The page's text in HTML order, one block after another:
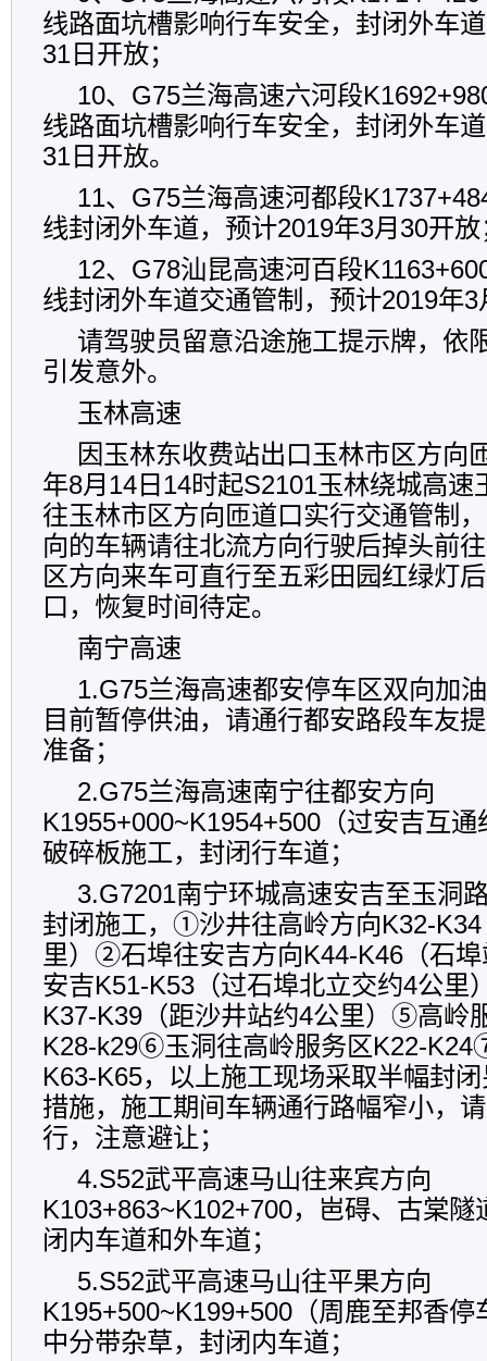
线路面坑槽影响行车安全，封闭外车
31日开放；
10、G75兰海高速六河段
线路面坑槽影响行车安全，封闭外车
31日开放。
11、G75兰海高速河都段
线封闭外车道，预计2019年3月30开放
12、G78汕昆高速河百段
线封闭外车道交通管制，预计2019年
请驾驶员留意沿途施工提示牌，依
引发意外。
玉林高速
因玉林东收费站出口玉林市区方向
年8月14日14时起S2101玉林绕城高速
往玉林市区方向匝道口实行交通管制
向的车辆请往北流方向行驶后掉头前
区方向来车可直行至五彩田园红绿灯
口，恢复时间待定。
南宁高速
1.G75兰海高速都安停车区双向加
目前暂停供油，请通行都安路段车友
准备；
2.G75兰海高速南宁往都安方向
K1955+000~K1954+500（过安吉互
破碎板施工，封闭行车道；
3.G7201南宁环城高速安吉至玉洞
封闭施工，①沙井往高岭方向K32-
里）②石埠往安吉方向K44-K46（石
安吉K51-K53（过石埠北立交约4公
K37-K39（距沙井站约4公里）⑤高岭
K28-k29⑥玉洞往高岭服务区K22-
K63-K65，以上施工现场采取半幅封
措施，施工期间车辆通行路幅窄小，
行，注意避让；
4.S52武平高速马山往来宾方向
K103+863~K102+700，岜碍、古棠
闭内车道和外车道；
5.S52武平高速马山往平果方向
K195+500~K199+500（周鹿至邦香
中分带杂草，封闭内车道；